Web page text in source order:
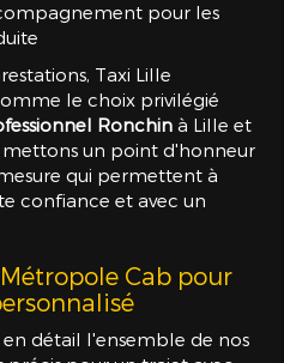
pour les
Taxi Lille
le choix privilégié
Ronchin à Lille et
un point d'honneur
qui permettent à
confiance et avec un
Cab pour
en détail l'ensemble de nos